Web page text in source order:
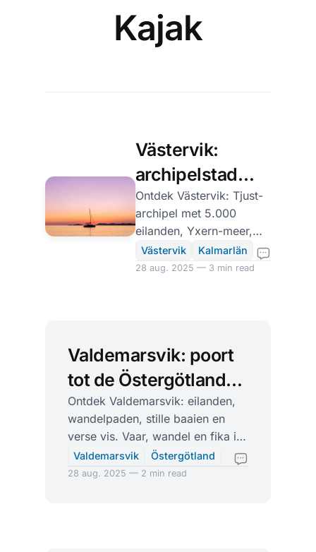
Kajak
Västervik:
archipelstad
met 5.000
eilanden en
Smålandse
bossen
Ontdek Västervik: Tjust-
archipel met 5.000
eilanden, Yxern-meer,
musea, wandel- en
fietsroutes, boottochten,
Västervik Kalmarlän
28 aug. 2025 — 3 min read
Valdemarsvik: poort
tot de Östergötlandse
archipel en
eilandleven
Ontdek Valdemarsvik: eilanden,
wandelpaden, stille baaien en
verse vis. Vaar, wandel en fika in
de Östergötlandse scherenkust.
Valdemarsvik Östergötland
28 aug. 2025 — 2 min read